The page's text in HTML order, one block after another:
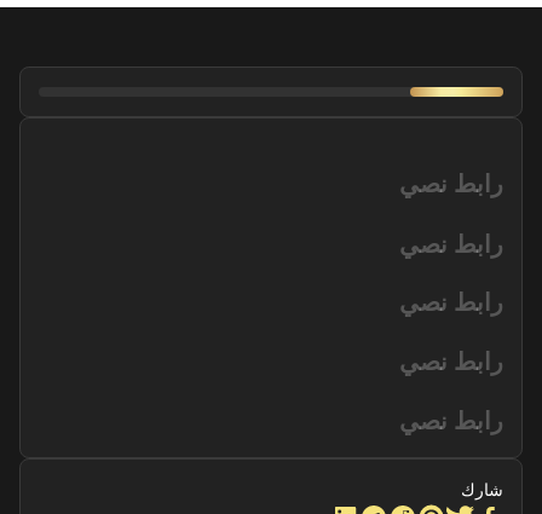
رابط نصي
رابط نصي
رابط نصي
رابط نصي
رابط نصي
شارك